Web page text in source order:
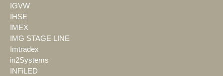
IGVW
IHSE
IMEX
IMG STAGE LINE
Imtradex
in2Systems
INFiLED